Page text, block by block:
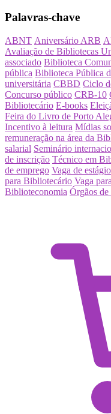
Palavras-chave
ABNT Aniversário ARB
Avaliação de Bibliotecas
associado Biblioteca
pública Biblioteca Pública
universitária CBBD Ciclo
Concurso público CRB-10
Bibliotecário E-books
Feira do Livro de Porto
Incentivo à leitura Mídias
remuneração na área da
salarial Seminário
de inscrição Técnico em
de emprego Vaga de estágio
para Bibliotecário Vaga
Biblioteconomia Órgãos de